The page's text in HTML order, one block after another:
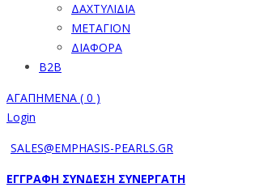
ΔΑΧΤΥΛΙΔΙΑ
ΜΕΤΑΓΙΟΝ
ΔΙΑΦΟΡΑ
B2B
ΑΓΑΠΗΜΕΝΑ ( 0 )
Login
SALES@EMPHASIS-PEARLS.GR
ΕΓΓΡΑΦΗ ΣΥΝΔΕΣΗ ΣΥΝΕΡΓΑΤΗ